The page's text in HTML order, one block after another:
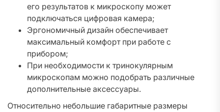
его результатов к микроскопу может
подключаться цифровая камера;
Эргономичный дизайн обеспечивает
максимальный комфорт при работе с
прибором;
При необходимости к тринокулярным
микроскопам можно подобрать различные
дополнительные аксессуары.
Относительно небольшие габаритные размеры